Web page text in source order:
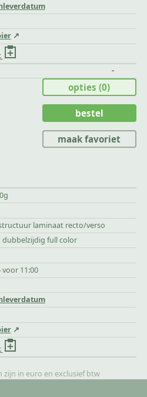
-
laminaat recto/verso
dubbelzijdig full color
11:00
opties(0)
bestel
maak favoriet
zijn in euro en exclusief btw